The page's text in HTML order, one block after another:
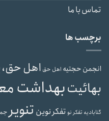
تماس با ما
برچسب ها
انجمن حجتیه اهل حق اهل حق،
بهائیتبهداشت
گنابادیه تفکر نوتفکر نوین تنویر